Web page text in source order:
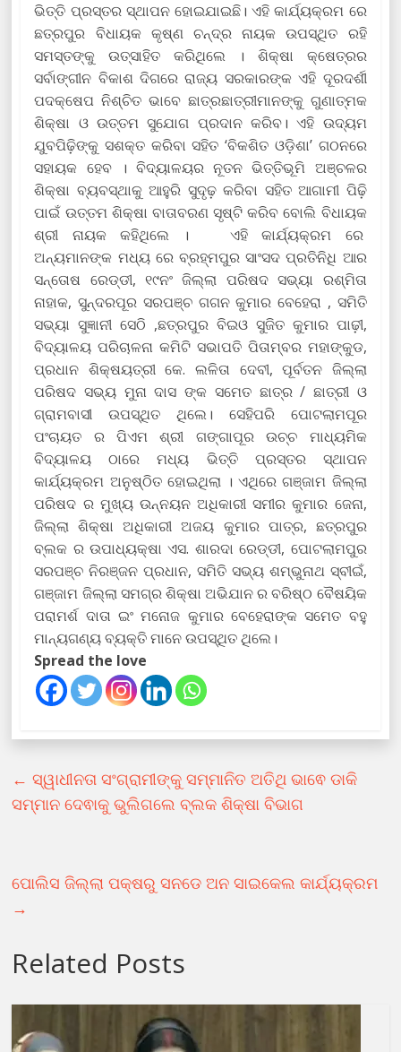
ଭିତ୍ତି ପ୍ରସ୍ତର ସ୍ଥାପନ ହୋଇଯାଇଛି। ଏହି କାର୍ଯ୍ୟକ୍ରମ ରେ
ଛତ୍ରପୁର ବିଧାୟକ କୃଷ୍ଣ ଚନ୍ଦ୍ର ନାୟକ ଉପସ୍ଥିତ ରହି
ସମସ୍ତଙ୍କୁ ଉତ୍ସାହିତ କରିଥିଲେ । ଶିକ୍ଷା କ୍ଷେତ୍ରର
ସର୍ବାଙ୍ଗୀନ ବିକାଶ ଦିଗରେ ରାଜ୍ୟ ସରକାରଙ୍କ ଏହି ଦୂରଦର୍ଶୀ
ପଦକ୍ଷେପ ନିଶ୍ଚିତ ଭାବେ ଛାତ୍ରଛାତ୍ରୀମାନଙ୍କୁ ଗୁଣାତ୍ମକ
ଶିକ୍ଷା ଓ ଉତ୍ତମ ସୁଯୋଗ ପ୍ରଦାନ କରିବ। ଏହି ଉଦ୍ୟମ
ଯୁବପିଢ଼ିଙ୍କୁ ସଶକ୍ତ କରିବା ସହିତ ‘ବିକଶିତ ଓଡ଼ିଶା’ ଗଠନରେ
ସହାୟକ ହେବ । ବିଦ୍ୟାଳୟର ନୂତନ ଭିତ୍ତିଭୂମି ଅଞ୍ଚଳର
ଶିକ୍ଷା ବ୍ୟବସ୍ଥାକୁ ଆହୁରି ସୁଦୃଢ଼ କରିବା ସହିତ ଆଗାମୀ ପିଢ଼ି
ପାଇଁ ଉତ୍ତମ ଶିକ୍ଷା ବାତାବରଣ ସୃଷ୍ଟି କରିବ ବୋଲି ବିଧାୟକ
ଶ୍ରୀ ନାୟକ କହିଥିଲେ । ଏହି କାର୍ଯ୍ୟକ୍ରମ ରେ
ଅନ୍ୟମାନଙ୍କ ମଧ୍ୟ ରେ ବ୍ରହ୍ମପୁର ସାଂସଦ ପ୍ରତିନିଧି ଆର
ସନ୍ତୋଷ ରେଡ୍ଡୀ, ୧୯ନଂ ଜିଲ୍ଲା ପରିଷଦ ସଭ୍ୟା ରଶ୍ମିତା
ନାହାକ, ସୁନ୍ଦରପୂର ସରପଞ୍ଚ ଗଗନ କୁମାର ବେହେରା , ସମିତି
ସଭ୍ୟା ସୁଜ୍ଞାନୀ ସେଠି ,ଛତ୍ରପୁର ବିଇଓ ସୁଜିତ କୁମାର ପାଢ଼ୀ,
ବିଦ୍ୟାଳୟ ପରିଚାଳନା କମିଟି ସଭାପତି ପିତାମ୍ବର ମହାଙ୍କୁଡ,
ପ୍ରଧାନ ଶିକ୍ଷୟତ୍ରୀ କେ. ଲଳିତା ଦେବୀ, ପୂର୍ବତନ ଜିଲ୍ଲା
ପରିଷଦ ସଭ୍ୟ ମୁନା ଦାସ ଙ୍କ ସମେତ ଛାତ୍ର / ଛାତ୍ରୀ ଓ
ଗ୍ରାମବାସୀ ଉପସ୍ଥିତ ଥିଲେ। ସେହିପରି ପୋଟଲାମପୂର
ପଂଚାୟତ ର ପିଏମ ଶ୍ରୀ ଗଙ୍ଗାପୂର ଉଚ୍ଚ ମାଧ୍ୟମିକ
ବିଦ୍ୟାଳୟ ଠାରେ ମଧ୍ୟ ଭିତ୍ତି ପ୍ରସ୍ତର ସ୍ଥାପନ
କାର୍ଯ୍ୟକ୍ରମ ଅନୁଷ୍ଠିତ ହୋଇଥିଲା । ଏଥିରେ ଗଞ୍ଜାମ ଜିଲ୍ଲା
ପରିଷଦ ର ମୁଖ୍ୟ ଉନ୍ନୟନ ଅଧିକାରୀ ସମୀର କୁମାର ଜେନା,
ଜିଲ୍ଲା ଶିକ୍ଷା ଅଧିକାରୀ ଅଜୟ କୁମାର ପାତ୍ର, ଛତ୍ରପୁର
ବ୍ଲକ ର ଉପାଧ୍ୟକ୍ଷା ଏସ. ଶାରଦା ରେଡ୍ଡୀ, ପୋଟଲାମପୁର
ସରପଞ୍ଚ ନିରଞ୍ଜନ ପ୍ରଧାନ, ସମିତି ସଭ୍ୟ ଶମ୍ଭୁନାଥ ସ୍ବୀଇଁ,
ଗଞ୍ଜାମ ଜିଲ୍ଲା ସମଗ୍ର ଶିକ୍ଷା ଅଭିଯାନ ର ବରିଷ୍ଠ ବୈଷୟିକ
ପରାମର୍ଶ ଦାତା ଇଂ ମନୋଜ କୁମାର ବେହେରାଙ୍କ ସମେତ ବହୁ
ମାନ୍ୟଗଣ୍ୟ ବ୍ୟକ୍ତି ମାନେ ଉପସ୍ଥିତ ଥିଲେ।
Spread the love
← ସ୍ୱାଧୀନତା ସଂଗ୍ରାମୀଙ୍କୁ ସମ୍ମାନିତ ଅତିଥି ଭାଵେ ଡାକି
ସମ୍ମାନ ଦେଵାକୁ ଭୁଲିଗଲେ ବ୍ଲକ ଶିକ୍ଷା ବିଭାଗ
ପୋଲିସ ଜିଲ୍ଲା ପକ୍ଷରୁ ସନଡେ ଅନ ସାଇକେଲ କାର୍ଯ୍ୟକ୍ରମ
→
Related Posts